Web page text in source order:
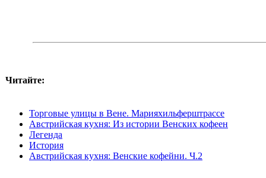
Читайте:
Торговые улицы в Вене. Марияхильферштрассе
Австрийская кухня: Из истории Венских кофеен
Легенда
История
Австрийская кухня: Венские кофейни. Ч.2